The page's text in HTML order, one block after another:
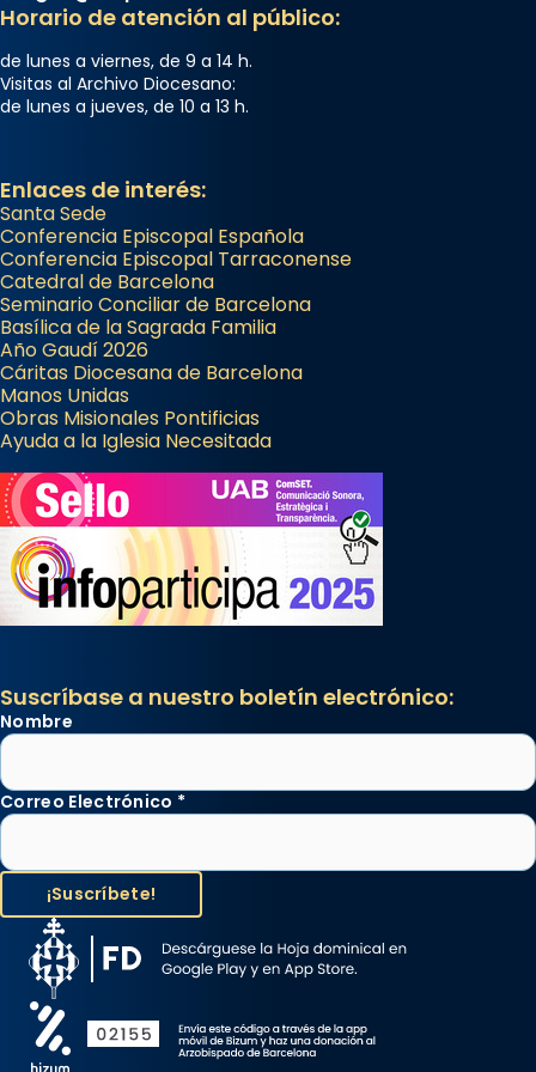
Memòria de les santes Juliana i
Semproniana, verges i màrtirs.
Acompanyant la història de sant Cugat, a
partir de l’Edat Mitjana sorgeix la tradició
Semproniana (“relatiu a Semprònia =
eterna”) són deixebles seves. I l’any 1667, el
frare Joan Gaspar Roig, afirma en una obra
que les santes són filles de l’antiga Iluro.
Mataró en reivindicarà les relíq
...Ver más
Foto
View on Facebook
Horario de atención al público:
de lunes a viernes, de 9 a 14 h.
Visitas al Archivo Diocesano:
de lunes a jueves, de 10 a 13 h.
Enlaces de interés:
Santa Sede
Conferencia Episcopal Española
Conferencia Episcopal Tarraconense
Catedral de Barcelona
Seminario Conciliar de Barcelona
Basílica de la Sagrada Familia
Año Gaudí 2026
Cáritas Diocesana de Barcelona
Manos Unidas
Obras Misionales Pontificias
Ayuda a la Iglesia Necesitada
Suscríbase a nuestro boletín electrónico:
Nombre
Correo Electrónico *